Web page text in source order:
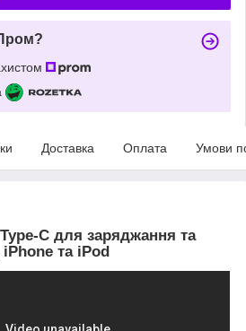
Доставка Оплата Умови
C для заряджання та
iPhone та iPod